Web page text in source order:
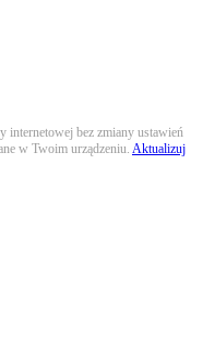
bez zmiany ustawień
w Twoim urządzeniu. Aktualizuj